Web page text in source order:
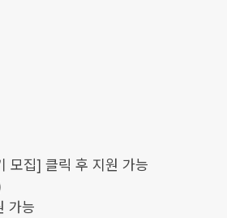
모집] 클릭 후 지원 가능